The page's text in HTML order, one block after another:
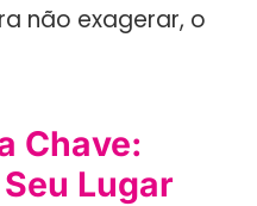
não exagerar, o
Chave:
Lugar